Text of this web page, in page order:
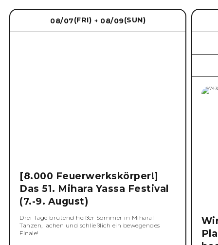
08/07(FRI) → 08/09(SUN)
[8.000 Feuerwerkskörper!]
Das 51. Mihara Yassa Festival
(7.-9. August)
Drei Tage brütend heißer Sommer in Mihara!
Tanzen, lachen und schließlich ein bewegendes
Finale!